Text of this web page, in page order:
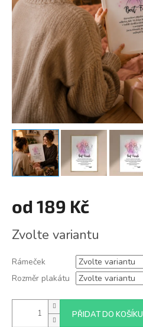
od 189 Kč
cena:
Zvolte variantu
Rámeček
Rozměr plakátu
PŘIDAT DO KOŠÍKU